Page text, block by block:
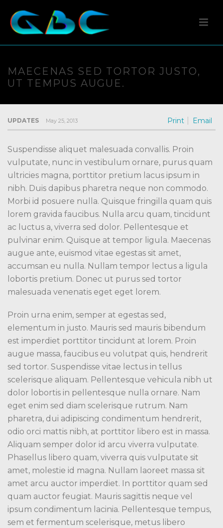
MAECENAS SED TORTOR JUSTO,
UT TEMPUS AUGUE.
Print Email
UPDATES May 25, 2013
Suspendisse aliquet malesuada convallis. Proin
vulputate, nunc in vestibulum ornare, purus quam
ultricies magna, porttitor pretium lacus ipsum in
nibh. Duis dapibus pharetra neque non commodo.
Morbi id posuere nulla. Quisque fringilla quam quis
lorem gravida faucibus. Nulla arcu quam, tincidunt
ac luctus a, viverra sed dolor. Pellentesque et
pulvinar enim. Quisque at tempor ligula. Maecenas
augue ante, euismod vitae egestas sit amet,
accumsan eu nulla. Nullam tempor lectus a ligula
lobortis pretium. Donec ut purus sed tortor
malesuada venenatis eget eget lorem.
Proin urna enim, semper at egestas sed,
elementum in justo. Mauris sed mauris bibendum
est imperdiet porttitor tincidunt at lorem. Proin
augue massa, faucibus eu volutpat quis, hendrerit
sed tortor. Suspendisse vitae lectus in tellus
scelerisque aliquam. Pellentesque vehicula nibh ut
dolor lobortis in pellentesque nulla ornare. Nam
eget enim sed diam scelerisque rutrum. Nam
pharetra, dui adipiscing condimentum hendrerit,
odio orci mattis nibh, at porttitor libero est in massa.
Aliquam semper dolor id arcu viverra vulputate.
Phasellus libero quam, viverra quis vulputate sit
amet, molestie id magna. Nullam laoreet massa sit
amet arcu auctor imperdiet. In porttitor quam sed
quam auctor feugiat. Mauris sagittis neque vel
ipsum condimentum lacinia. Pellentesque tempus,
sem et fermentum scelerisque, metus libero